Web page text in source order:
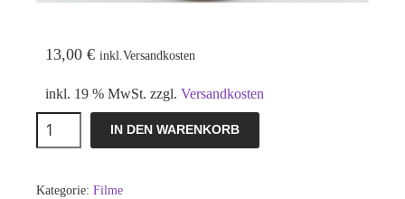
13,00 € inkl.Versandkosten
inkl. 19 % MwSt. zzgl. Versandkosten
Kundalini
IN DEN WARENKORB
Kategorie: Filme